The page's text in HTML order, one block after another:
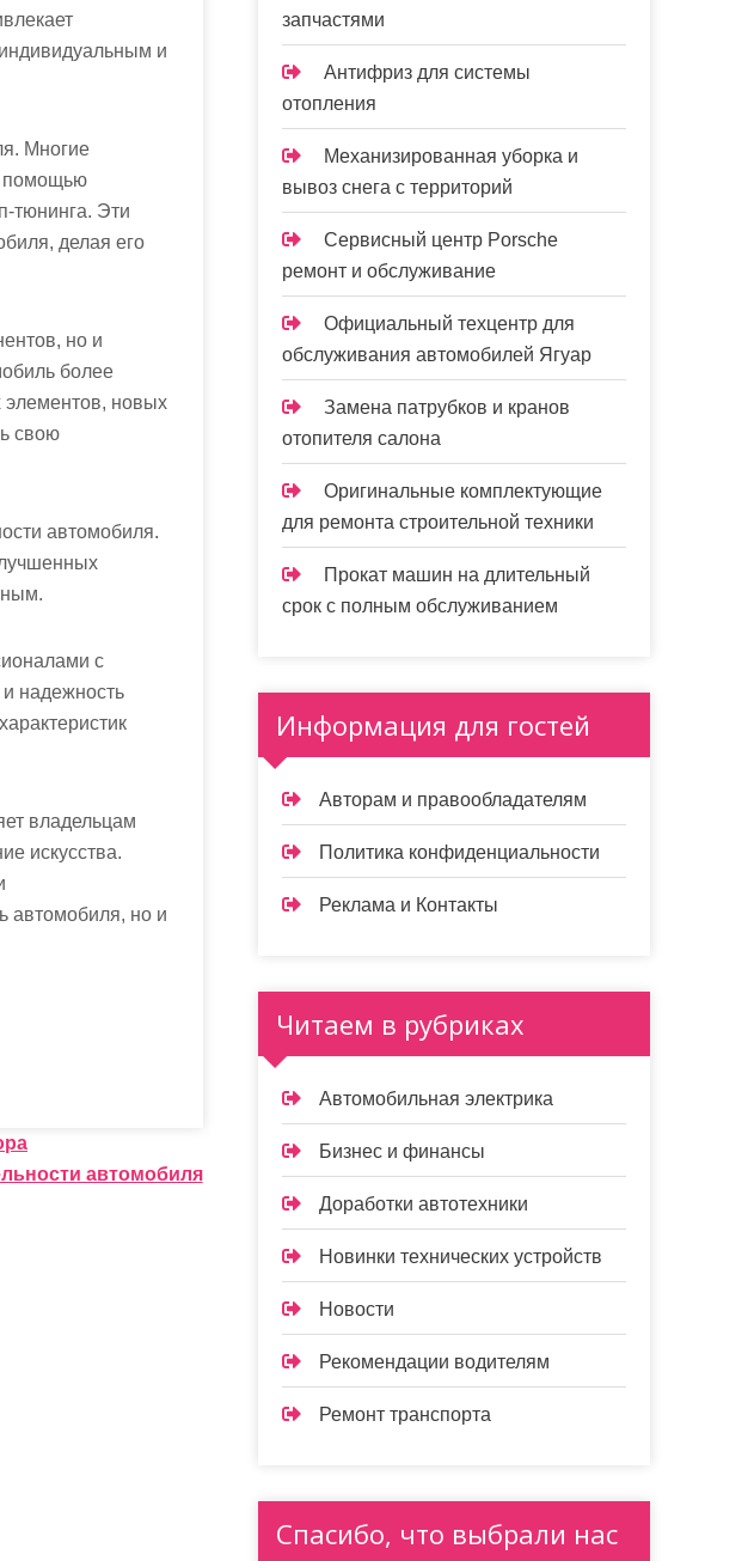
и
Многие
помощью
тюнинга. Эти
делая его
но и
более
элементов, новых
свою
автомобиля.
с
надежность
владельцам
искусства.
автомобиля, но и
автомобиля
запчастями
Антифриз для системы
отопления
Механизированная уборка и
вывоз снега с территорий
Сервисный центр Porsche
ремонт и обслуживание
Официальный техцентр для
обслуживания автомобилей Ягуар
Замена патрубков и кранов
отопителя салона
Оригинальные комплектующие
для ремонта строительной техники
Прокат машин на длительный
срок с полным обслуживанием
Информация для гостей
Авторам и правообладателям
Политика конфиденциальности
Реклама и Контакты
Читаем в рубриках
Автомобильная электрика
Бизнес и финансы
Доработки автотехники
Новинки технических устройств
Новости
Рекомендации водителям
Ремонт транспорта
Спасибо, что выбрали нас